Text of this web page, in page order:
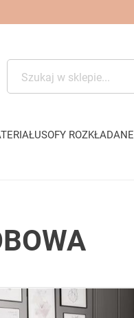
SOFY ROZKŁADANE